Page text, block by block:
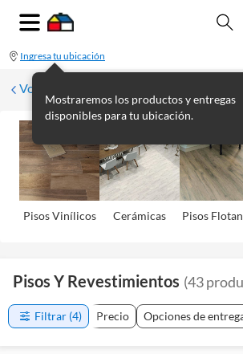
Ingresa tu ubicación
Mostraremos los productos y entregas
disponibles para tu ubicación.
Volver
Pisos Viní­licos Cerámicas Pisos
Pisos Y Revestimientos (43
Filtrar (4) Precio Opciones de